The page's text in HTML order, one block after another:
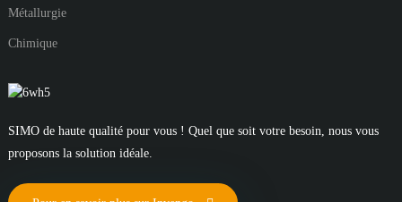
Métallurgie
Chimique
SIMO de haute qualité pour vous ! Quel que soit votre besoin, nous vous
proposons la solution idéale.